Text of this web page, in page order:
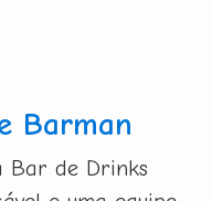
Barman
Bar de Drinks